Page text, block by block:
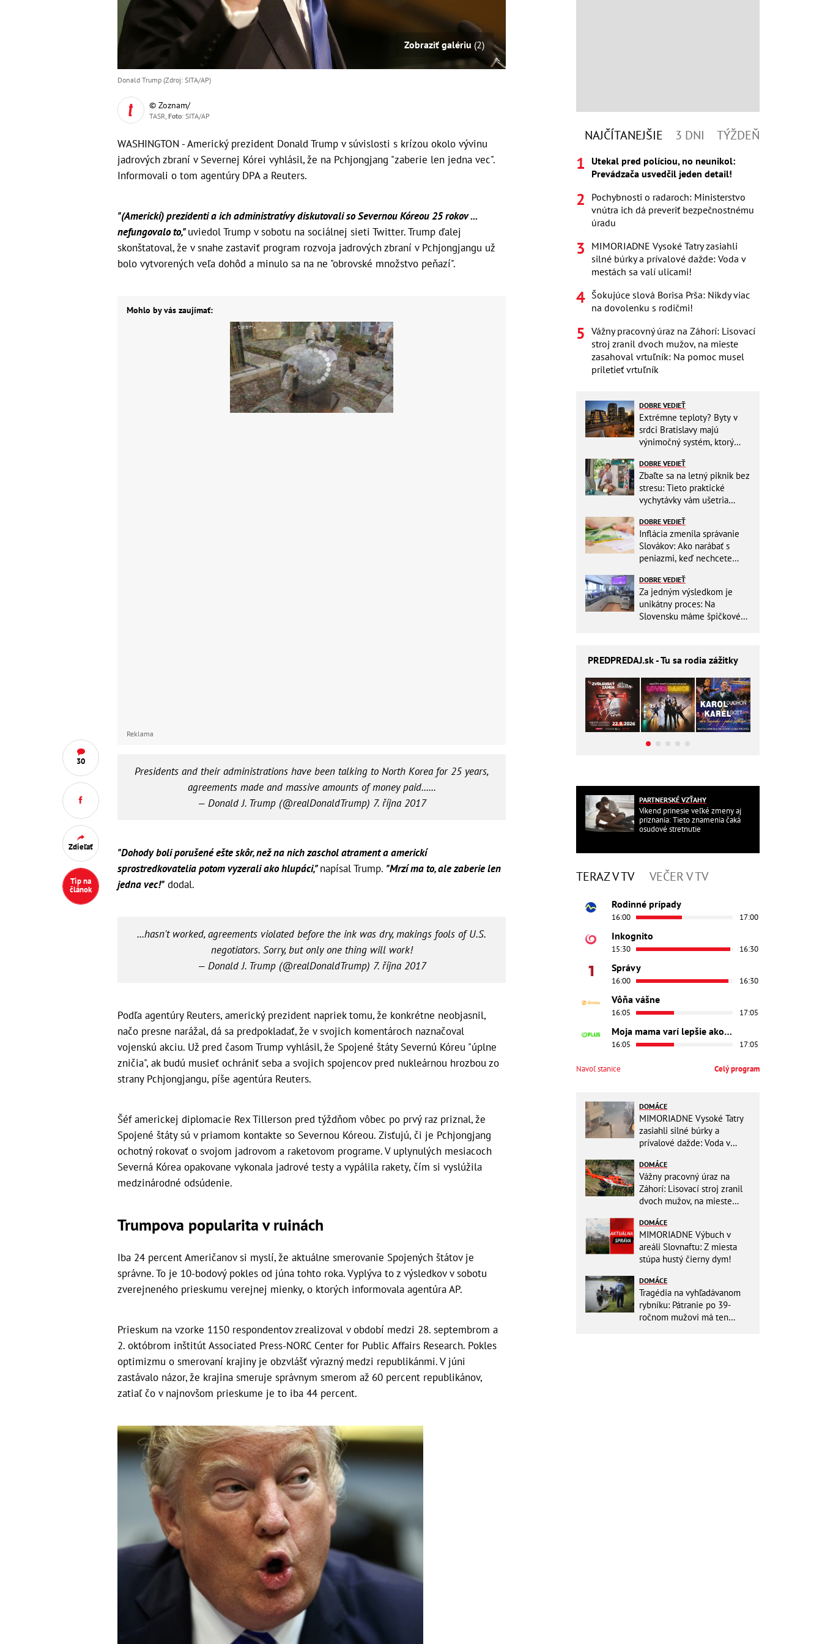
30
Zdieľať
Tip na
článok
Zobraziť galériu (2)
Donald Trump (Zdroj: SITA/AP)
© Zoznam/
TASR, Foto: SITA/AP
WASHINGTON - Americký prezident Donald Trump v súvislosti s krízou okolo vývinu
jadrových zbraní v Severnej Kórei vyhlásil, že na Pchjongjang "zaberie len jedna vec".
Informovali o tom agentúry DPA a Reuters.
"(Americkí) prezidenti a ich administratívy diskutovali so Severnou Kóreou 25 rokov ...
nefungovalo to,"uviedol Trump v sobotu na sociálnej sieti Twitter. Trump ďalej
skonštatoval, že v snahe zastaviť program rozvoja jadrových zbraní v Pchjongjangu už
bolo vytvorených veľa dohôd a minulo sa na ne "obrovské množstvo peňazí".
Mohlo by vás zaujímať:
Reklama
Presidents and their administrations have been talking to North Korea for 25 years,
agreements made and massive amounts of money paid......
— Donald J. Trump (@realDonaldTrump) 7. října 2017
"Dohody boli porušené ešte skôr, než na nich zaschol atrament a americkí
sprostredkovatelia potom vyzerali ako hlupáci,"napísal Trump. "Mrzí ma to, ale zaberie len
jedna vec!" dodal.
...hasn't worked, agreements violated before the ink was dry, makings fools of U.S.
negotiators. Sorry, but only one thing will work!
— Donald J. Trump (@realDonaldTrump) 7. října 2017
Podľa agentúry Reuters, americký prezident napriek tomu, že konkrétne neobjasnil,
načo presne narážal, dá sa predpokladať, že v svojich komentároch naznačoval
vojenskú akciu. Už pred časom Trump vyhlásil, že Spojené štáty Severnú Kóreu "úplne
zničia", ak budú musieť ochrániť seba a svojich spojencov pred nukleárnou hrozbou zo
strany Pchjongjangu, píše agentúra Reuters.
Šéf americkej diplomacie Rex Tillerson pred týždňom vôbec po prvý raz priznal, že
Spojené štáty sú v priamom kontakte so Severnou Kóreou. Zisťujú, či je Pchjongjang
ochotný rokovať o svojom jadrovom a raketovom programe. V uplynulých mesiacoch
Severná Kórea opakovane vykonala jadrové testy a vypálila rakety, čím si vyslúžila
medzinárodné odsúdenie.
Trumpova popularita v ruinách
Iba 24 percent Američanov si myslí, že aktuálne smerovanie Spojených štátov je
správne. To je 10-bodový pokles od júna tohto roka. Vyplýva to z výsledkov v sobotu
zverejneného prieskumu verejnej mienky, o ktorých informovala agentúra AP.
Prieskum na vzorke 1150 respondentov zrealizoval v období medzi 28. septembrom a
2. októbrom inštitút Associated Press-NORC Center for Public Affairs Research. Pokles
optimizmu o smerovaní krajiny je obzvlášť výrazný medzi republikánmi. V júni
zastávalo názor, že krajina smeruje správnym smerom až 60 percent republikánov,
zatiaľ čo v najnovšom prieskume je to iba 44 percent.
NAJČÍTANEJŠIE 3 DNI TÝŽDEŇ
Utekal pred políciou, no neunikol:
Prevádzača usvedčil jeden detail!
Pochybnosti o radaroch: Ministerstvo
vnútra ich dá preveriť bezpečnostnému
úradu
MIMORIADNE Vysoké Tatry zasiahli
silné búrky a prívalové dažde: Voda v
mestách sa valí ulicami!
Šokujúce slová Borisa Prša: Nikdy viac
na dovolenku s rodičmi!
Vážny pracovný úraz na Záhorí: Lisovací
stroj zranil dvoch mužov, na mieste
zasahoval vrtuľník: Na pomoc musel
priletieť vrtuľník
DOBRE VEDIEŤ
Extrémne teploty? Byty v
srdci Bratislavy majú
výnimočný systém, ktorý
DOBRE VEDIEŤ
Zbaľte sa na letný piknik bez
stresu: Tieto praktické
vychytávky vám ušetria
DOBRE VEDIEŤ
Inflácia zmenila správanie
Slovákov: Ako narábať s
peniazmi, keď nechcete
DOBRE VEDIEŤ
Za jedným výsledkom je
unikátny proces: Na
Slovensku máme špičkové
PREDPREDAJ.sk - Tu sa rodia zážitky
PARTNERSKÉ VZŤAHY
Víkend prinesie veľké zmeny aj
priznania: Tieto znamenia čaká
osudové stretnutie
TERAZ V TV VEČER V TV
Rodinné prípady
16:00 17:00
Inkognito
15:30 16:30
Správy
16:00 16:30
Vôňa vášne
16:05 17:05
Moja mama varí lepšie ako tvoja
16:05 17:05
Navoľ stanice Celý program
DOMÁCE
MIMORIADNE Vysoké Tatry
zasiahli silné búrky a
prívalové dažde: Voda v
DOMÁCE
Vážny pracovný úraz na
Záhorí: Lisovací stroj zranil
dvoch mužov, na mieste
pomoc musel priletieť
vrtuľník
DOMÁCE
MIMORIADNE Výbuch v
areáli Slovnaftu: Z miesta
stúpa hustý čierny dym!
DOMÁCE
Tragédia na vyhľadávanom
rybníku: Pátranie po 39-
ročnom mužovi má ten